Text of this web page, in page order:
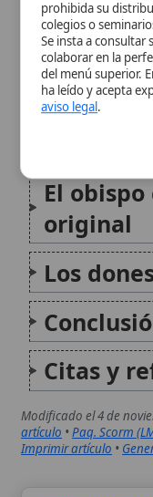
El obispo
original
Los
Citas y
Modificado el 4 de
artículo• Paq. Scorm (LMS)
Imprimir artículo•Generar
Dogma de Jesucristo
Jesucristo es
el único Hijo
Padre y encarnado
salvación de la
fundamentado en
los primeros...
Confirmación
La Confirmación es